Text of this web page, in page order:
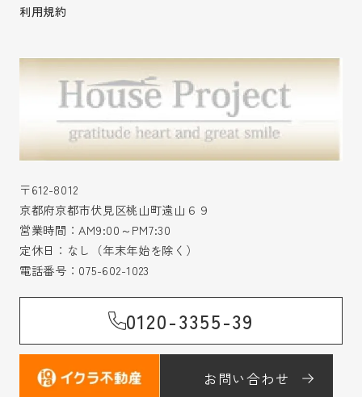
利用規約
〒612-8012
京都府京都市伏見区桃山町遠山６９
営業時間：AM9:00～PM7:30
定休日：なし（年末年始を除く）
電話番号： 075-602-1023
0120-3355-39
お問い合わせ